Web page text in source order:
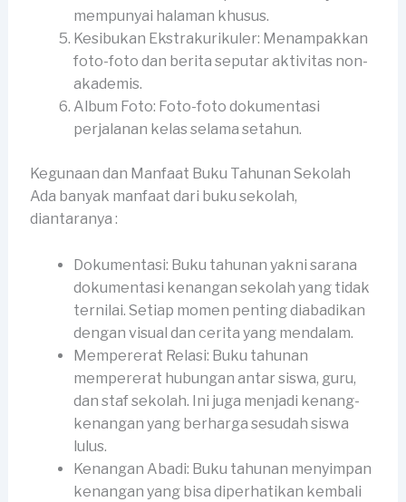
mempunyai halaman khusus.
Kesibukan Ekstrakurikuler: Menampakkan
foto-foto dan berita seputar aktivitas non-
akademis.
Album Foto: Foto-foto dokumentasi
perjalanan kelas selama setahun.
Kegunaan dan Manfaat Buku Tahunan Sekolah
Ada banyak manfaat dari buku sekolah,
diantaranya :
Dokumentasi: Buku tahunan yakni sarana
dokumentasi kenangan sekolah yang tidak
ternilai. Setiap momen penting diabadikan
dengan visual dan cerita yang mendalam.
Mempererat Relasi: Buku tahunan
mempererat hubungan antar siswa, guru,
dan staf sekolah. Ini juga menjadi kenang-
kenangan yang berharga sesudah siswa
lulus.
Kenangan Abadi: Buku tahunan menyimpan
kenangan yang bisa diperhatikan kembali